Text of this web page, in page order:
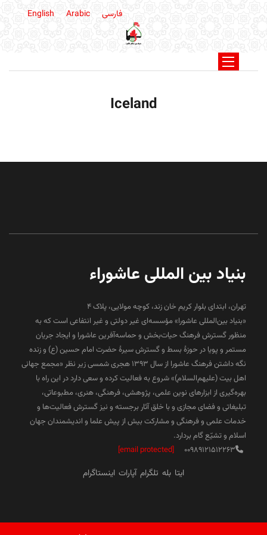
فارسی English Arabic
Iceland
بنیاد بین المللی عاشوراء
تهران، ابتدای بلوار کریم خان زند، کوچه مولایی، پلاک 4
«بنیاد بین‌المللی عاشورا» مؤسسه‌ای غیر دولتی و غیر انتفاعی است که به
منظور گسترش فرهنگ حیات‌بخش و حماسه‌آفرین عاشورا و ایجاد جریان
مستمر و پویا در حوزۀ بسط و گسترش سیرۀ حضرت امام حسین (ع) و زنده
نگه داشتن فرهنگ عاشورا از سال ۱۳۹۳ هجری شمسی زیر نظر «مجمع جهانی
اهل بیت (علیهم‌السلام)» شروع به فعالیت کرده و سعی دارد در این راه با
بهره‌گیری از ابزارهای نوین علمی، پژوهشی، فرهنگی، هنری، مطبوعاتی،
تبلیغاتی و فضای مجازی و با خلق آثار برجسته و نیز گسترش فعالیت‌ها و
خدمات علمی و فرهنگی و مشارکت بیش از پیش علما و اندیشمندان جهان
اسلام و تشیّع گام بردارد.
00989121512263
[email protected]
ایتا بله تلگرام آپارات اینستاگرام